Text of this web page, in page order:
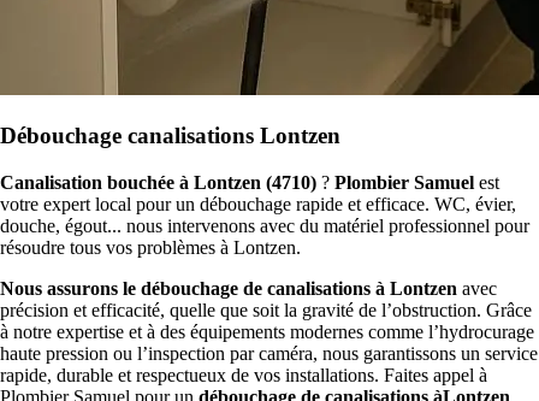
Débouchage canalisations Lontzen
Canalisation bouchée à Lontzen (4710) ? Plombier Samuel est
votre expert local pour un débouchage rapide et efficace. WC, évier,
douche, égout... nous intervenons avec du matériel professionnel pour
résoudre tous vos problèmes à Lontzen.
Nous assurons le débouchage de canalisations à Lontzen avec
précision et efficacité, quelle que soit la gravité de l’obstruction. Grâce
à notre expertise et à des équipements modernes comme l’hydrocurage
haute pression ou l’inspection par caméra, nous garantissons un service
rapide, durable et respectueux de vos installations. Faites appel à
Plombier Samuel pour un débouchage de canalisations àLontzen